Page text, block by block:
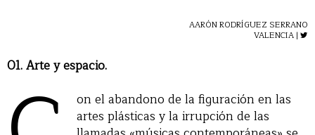
AARÓN RODRÍGUEZ SERRANO
VALENCIA |
01. Arte y espacio.
on el abandono de la figuración en las
artes plásticas y la irrupción de las